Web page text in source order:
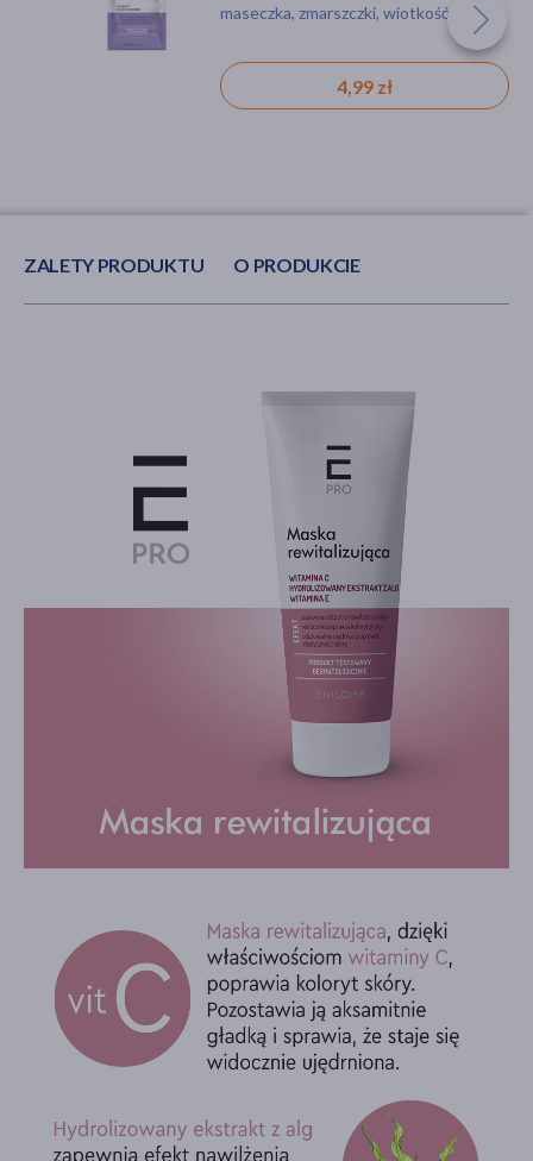
maseczka, podrażnienie, zmarszczki
19,99 zł
maseczka, wiotkość skóry, zmarszczki
12,99 zł
maseczka, zmarszczki, wiotkość skóry
4,99 zł
ZALETY PRODUKTU O PRODUKCIE